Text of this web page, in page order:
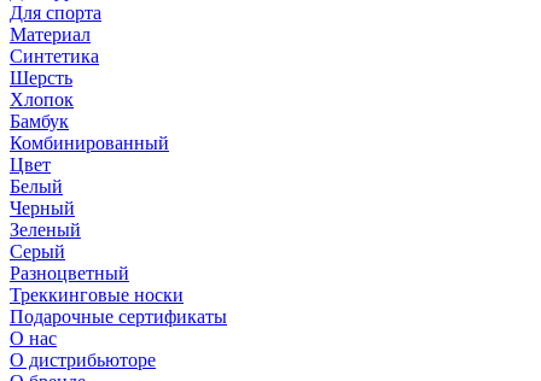
Для спорта
Материал
Синтетика
Шерсть
Хлопок
Бамбук
Комбинированный
Цвет
Белый
Черный
Зеленый
Серый
Разноцветный
Треккинговые носки
Подарочные сертификаты
О нас
О дистрибьюторе